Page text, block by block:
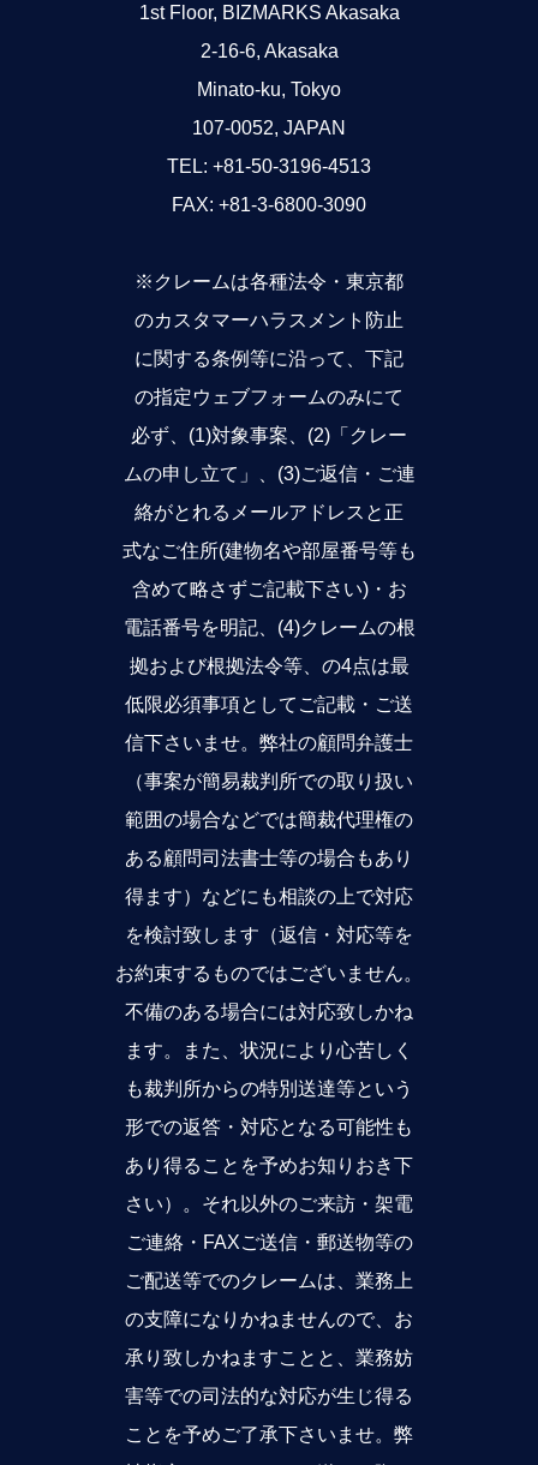
1st Floor, BIZMARKS Akasaka
2-16-6, Akasaka
Minato-ku, Tokyo
107-0052, JAPAN
TEL: +81-50-3196-4513
FAX: +81-3-6800-3090
※クレームは各種法令・東京都
のカスタマーハラスメント防止
に関する条例等に沿って、下記
の指定ウェブフォームのみにて
必ず、(1)対象事案、(2)「クレー
ムの申し立て」、(3)ご返信・ご連
絡がとれるメールアドレスと正
式なご住所(建物名や部屋番号等も
含めて略さずご記載下さい)・お
電話番号を明記、(4)クレームの根
拠および根拠法令等、の4点は最
低限必須事項としてご記載・ご送
信下さいませ。弊社の顧問弁護士
（事案が簡易裁判所での取り扱い
範囲の場合などでは簡裁代理権の
ある顧問司法書士等の場合もあり
得ます）などにも相談の上で対応
を検討致します（返信・対応等を
お約束するものではございません。
不備のある場合には対応致しかね
ます。また、状況により心苦しく
も裁判所からの特別送達等という
形での返答・対応となる可能性も
あり得ることを予めお知りおき下
さい）。それ以外のご来訪・架電
ご連絡・FAXご送信・郵送物等の
ご配送等でのクレームは、業務上
の支障になりかねませんので、お
承り致しかねますことと、業務妨
害等での司法的な対応が生じ得る
ことを予めご了承下さいませ。弊